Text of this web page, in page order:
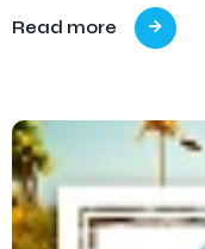
Read more